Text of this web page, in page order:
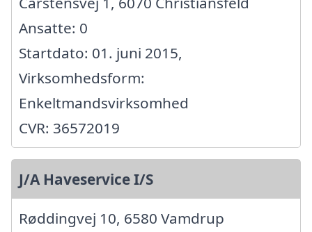
Ansatte: 0
Startdato: 01. juni 2015,
Virksomhedsform:
Enkeltmandsvirksomhed
CVR: 36572019
J/A Haveservice I/S
Røddingvej 10, 6580 Vamdrup